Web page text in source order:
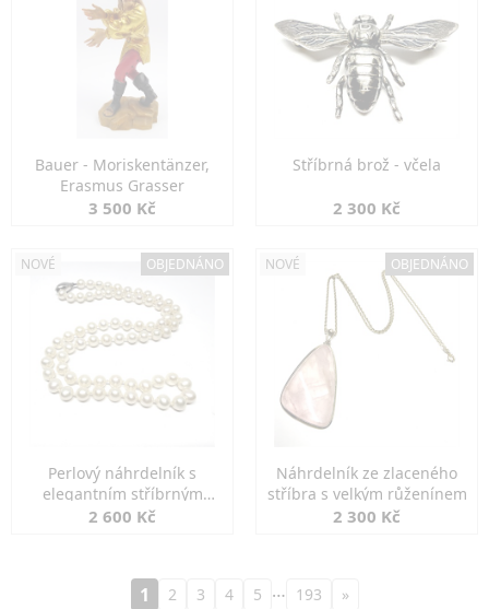
Bauer - Moriskentänzer,
Erasmus Grasser
3 500 Kč
Stříbrná brož - včela
2 300 Kč
NOVÉ OBJEDNÁNO
Perlový náhrdelník s
elegantním stříbrným
zapínáním
2 600 Kč
NOVÉ OBJEDNÁNO
Náhrdelník ze zlaceného
stříbra s velkým růženínem
2 300 Kč
1 2 3 4 5 … 193 »